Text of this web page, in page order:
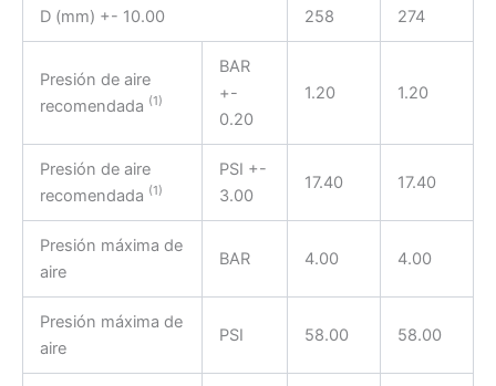
D (mm) +- 10.00 258 274
Presión de aire
recomendada (1)
BAR
+-
0.20
1.20 1.20
Presión de aire
recomendada (1)
PSI +-
3.00
17.40 17.40
Presión máxima de
aire
BAR 4.00 4.00
Presión máxima de
aire
PSI 58.00 58.00